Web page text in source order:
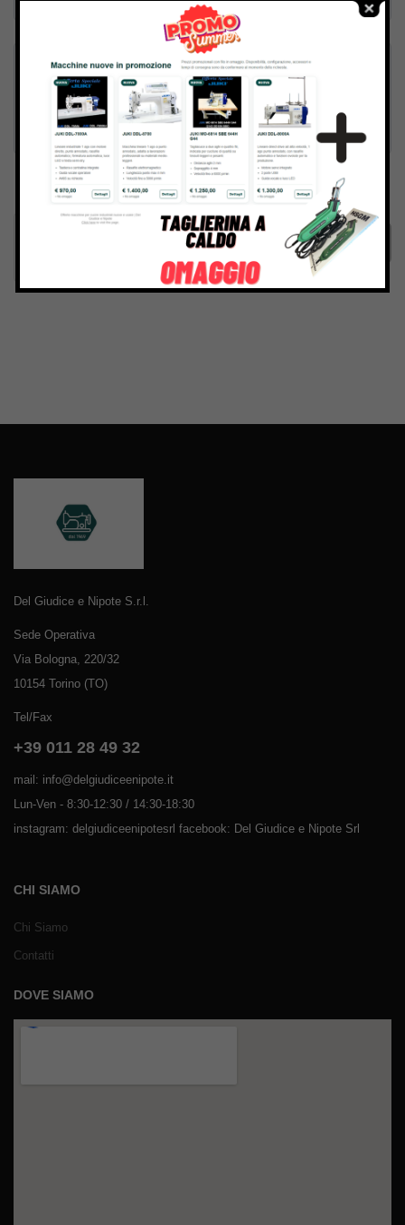
Inviando il messaggio confermo di aver letto e accettato
Termini e condizioni
del sito web
Del Giudice e Nipote S.r.l.
Sede Operativa
Via Bologna, 220/32
10154 Torino (TO)
Tel/Fax
+39 011 28 49 32
mail: info@delgiudiceenipote.it
Lun-Ven - 8:30-12:30 / 14:30-18:30
instagram: delgiudiceenipotesrl facebook: Del Giudice e Nipote Srl
CHI SIAMO
Chi Siamo
Contatti
DOVE SIAMO